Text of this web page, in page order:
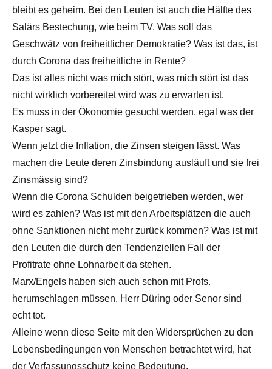
bleibt es geheim. Bei den Leuten ist auch die Hälfte des
Salärs Bestechung, wie beim TV. Was soll das
Geschwätz von freiheitlicher Demokratie? Was ist das, ist
durch Corona das freiheitliche in Rente?
Das ist alles nicht was mich stört, was mich stört ist das
nicht wirklich vorbereitet wird was zu erwarten ist.
Es muss in der Ökonomie gesucht werden, egal was der
Kasper sagt.
Wenn jetzt die Inflation, die Zinsen steigen lässt. Was
machen die Leute deren Zinsbindung ausläuft und sie frei
Zinsmässig sind?
Wenn die Corona Schulden beigetrieben werden, wer
wird es zahlen? Was ist mit den Arbeitsplätzen die auch
ohne Sanktionen nicht mehr zurück kommen? Was ist mit
den Leuten die durch den Tendenziellen Fall der
Profitrate ohne Lohnarbeit da stehen.
Marx/Engels haben sich auch schon mit Profs.
herumschlagen müssen. Herr Düring oder Senor sind
echt tot.
Alleine wenn diese Seite mit den Widersprüchen zu den
Lebensbedingungen von Menschen betrachtet wird, hat
der Verfassungsschutz keine Bedeutung.